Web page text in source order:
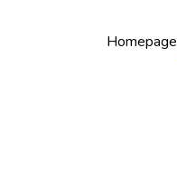
Homepage